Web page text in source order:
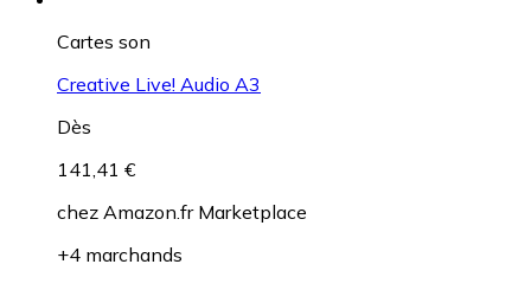
Cartes son
Creative Live! Audio A3
Dès
141,41 €
chez Amazon.fr Marketplace
+4 marchands